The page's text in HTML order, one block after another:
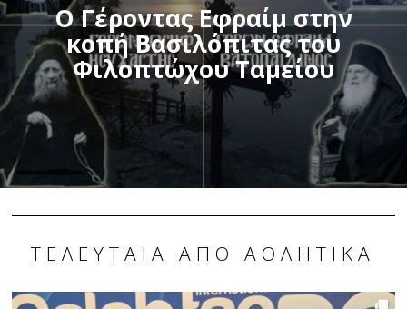
Ο Γέροντας Εφραίμ στην
κοπή Βασιλόπιτας του
Φιλοπτώχου Ταμείου
ΤΕΛΕΥΤΑΊΑ ΑΠΌ ΑΘΛΗΤΙΚΆ